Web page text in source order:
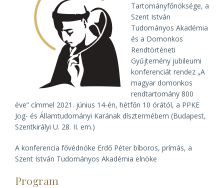
Tartományfőnöksége, a
Szent István
Tudományos Akadémia
és a Domonkos
Rendtörténeti
Gyűjtemény jubileumi
konferenciát rendez „A
magyar domonkos
rendtartomány 800
éve” címmel 2021. június 14-én, hétfőn 10 órától, a PPKE
Jog- és Államtudományi Karának dísztermébem (Budapest,
Szentkirályi U. 28. II. em.)
A konferencia fővédnöke Erdő Péter bíboros, prímás, a
Szent István Tudományos Akadémia elnöke
Program